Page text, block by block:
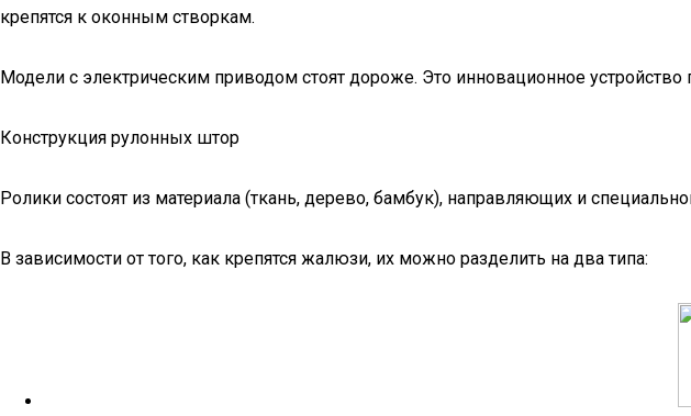
крепятся к оконным створкам.
Модели с электрическим приводом стоят дороже. Это инновационное
Конструкция рулонных штор
Ролики состоят из материала (ткань, дерево, бамбук), направляющих и
В зависимости от того, как крепятся жалюзи, их можно разделить на два типа: